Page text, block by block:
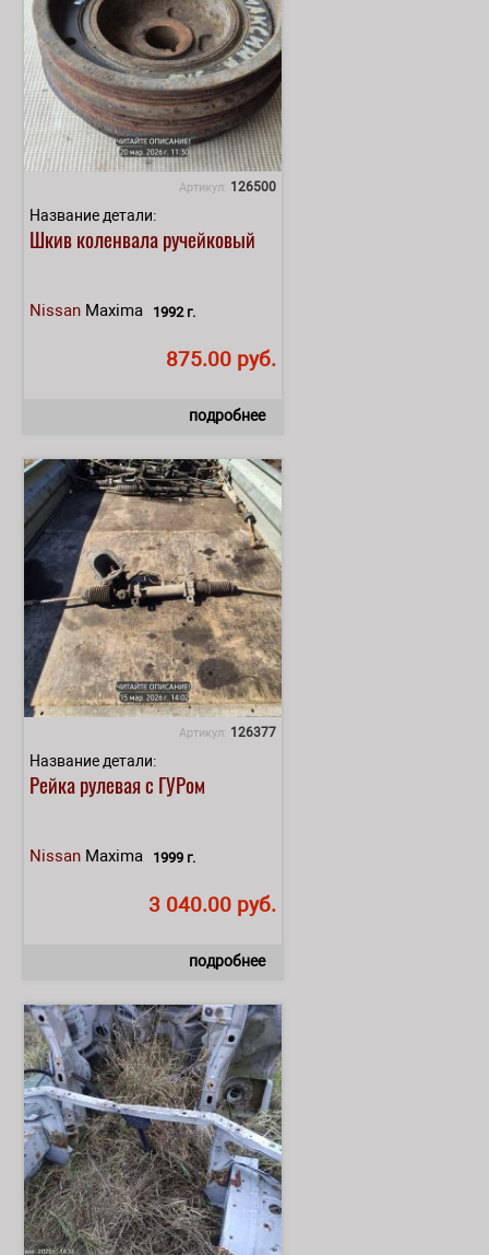
Артикул: 126500
Название детали:
Шкив коленвала ручейковый
Nissan Maxima 1992 г.
875.00 руб.
подробнее
Артикул: 126377
Название детали:
Рейка рулевая с ГУРом
Nissan Maxima 1999 г.
3 040.00 руб.
подробнее